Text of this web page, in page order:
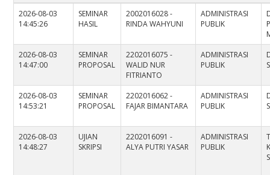
2026-08-03
14:45:26
SEMINAR
HASIL
2002016028 -
RINDA WAHYUNI
ADMINISTRASI
PUBLIK
2026-08-03
14:47:00
SEMINAR
PROPOSAL
2202016075 -
WALID NUR
FITRIANTO
ADMINISTRASI
PUBLIK
2026-08-03
14:53:21
SEMINAR
PROPOSAL
2202016062 -
FAJAR BIMANTARA
ADMINISTRASI
PUBLIK
2026-08-03
14:48:27
UJIAN
SKRIPSI
2202016091 -
ALYA PUTRI YASAR
ADMINISTRASI
PUBLIK